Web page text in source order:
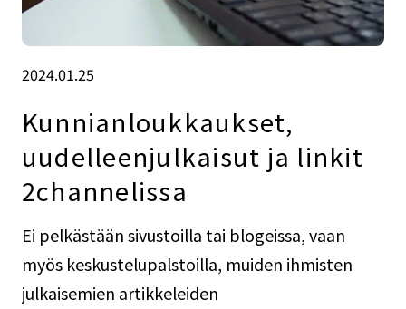
2024.01.25
Kunnianloukkaukset,
uudelleenjulkaisut ja linkit
2channelissa
Ei pelkästään sivustoilla tai blogeissa, vaan
myös keskustelupalstoilla, muiden ihmisten
julkaisemien artikkeleiden